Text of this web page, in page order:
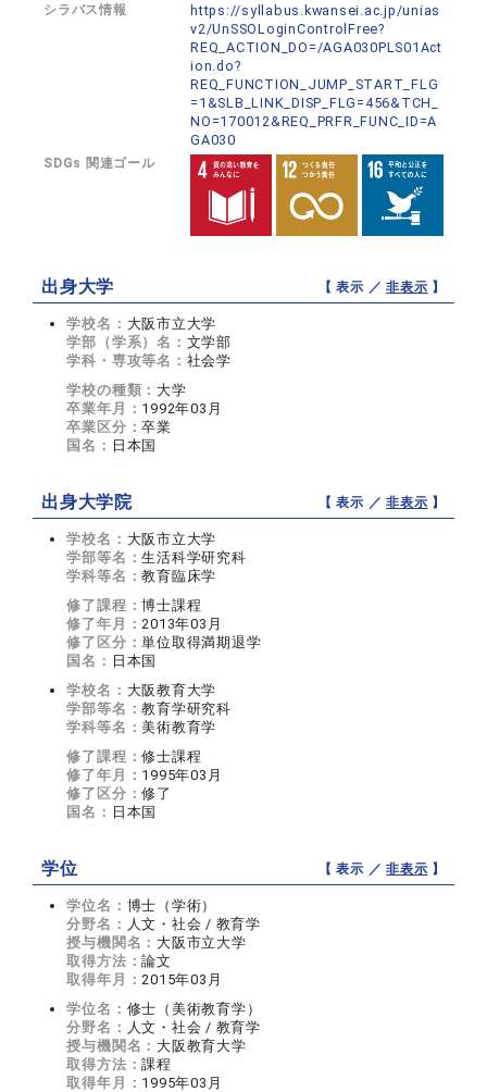
シラバス情報
https://syllabus.kwansei.ac.jp/unias
v2/UnSSOLoginControlFree?
REQ_ACTION_DO=/AGA030PLS01Act
ion.do?
REQ_FUNCTION_JUMP_START_FLG
=1&SLB_LINK_DISP_FLG=456&TCH_
NO=170012&REQ_PRFR_FUNC_ID=A
GA030
SDGs 関連ゴール
出身大学 【 表示 ／非表示 】
学校名： 大阪市立大学
学部（学系）名： 文学部
学科・専攻等名： 社会学
学校の種類： 大学
卒業年月： 1992年03月
卒業区分：卒業
国名： 日本国
出身大学院 【 表示 ／非表示 】
学校名： 大阪市立大学
学部等名：生活科学研究科
学科等名：教育臨床学
修了課程：博士課程
修了年月： 2013年03月
修了区分：単位取得満期退学
国名： 日本国
学校名： 大阪教育大学
学部等名：教育学研究科
学科等名：美術教育学
修了課程：修士課程
修了年月： 1995年03月
修了区分：修了
国名： 日本国
学位 【 表示 ／非表示 】
学位名： 博士（学術）
分野名： 人文・社会 / 教育学
授与機関名： 大阪市立大学
取得方法：論文
取得年月： 2015年03月
学位名： 修士（美術教育学）
分野名： 人文・社会 / 教育学
授与機関名： 大阪教育大学
取得方法：課程
取得年月： 1995年03月